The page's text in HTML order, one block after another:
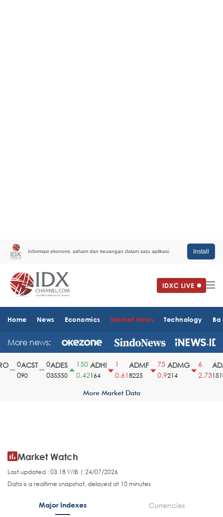
Informasi ekonomi, saham dan keuangan dalam satu aplikasi. Install
Home News Economics Market News Technology
More news:
ACST
90
ADES
35550
150
0.42
ADHI
164
0.61
ADMF
8225
75
0.9
ADMG
214
2.731510
More Market Data
Market Watch
Last updated : 03.18 WIB | 24/07/2026
Data is a realtime snapshot, delayed at 10 minutes
Major Indexes Currencies